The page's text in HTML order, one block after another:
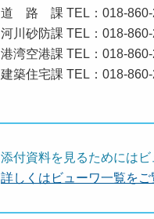
道 路 課 TEL：018-860-
河川砂防課 TEL：018-
港湾空港課 TEL：018-
建築住宅課 TEL：018-
添付資料を見るためにはビ
詳しくはビューワ一覧をご